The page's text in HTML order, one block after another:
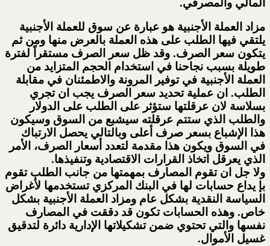
مزاد العملة الأجنبية هو عبارة عن سوق للعملة الأجنبية
يلتقي فيها الطلب على هذه العملة بالعرض منها ومن ثم
يتكون سعر الصرف. وقد ظل سعر الصرف مستقراً لفترة
طويلة بسبب نجاحنا في استخدام الحجم المتزايد من
العملة الأجنبية في توفير المرونة والاطمئنان في مقابلة
الطلب. ان عملية تحديد سعر الصرف يجب ان تجري
بسلاسة لان عرقلتها ستؤثر على الطلب على الدولار
والطلب الذي ستتم عرقلته سيشبع من السوق وسيكون
هذا الإشباع بسعر صرف أعلى وبالتالي يحصل الارتباك
في السوق ويكون هذا مقدمة لتعدد أسعار الصرف، الأمر
الذي يعرقل اتخاذ القرارات الاقتصادية وتنفيذها.
ولا جل ان تقوم المصارف بمهمتها من جانب الطلب تقوم
بإ يداع حسابات لها في البنك المركزي تستخدمها لأغراض
السياسة النقدية بشكل عام ومزاد العملة الأجنبية بشكل
خاص. وهذه الحسابات تكون قد دققت في المصارف
نفسها والتي تحتوي ضمن تشكيلاتها الإدارية دائرة لتدقيق
غسيل الأموال.